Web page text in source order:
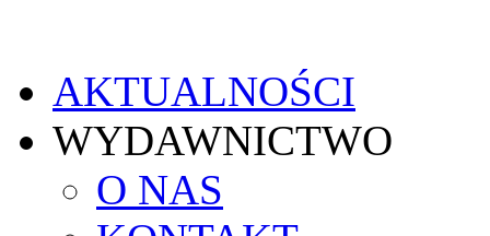
AKTUALNOŚCI
WYDAWNICTWO
O NAS